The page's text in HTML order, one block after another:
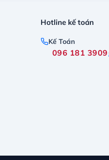
Hotline kế toán
Kế Toán
096 181 3909